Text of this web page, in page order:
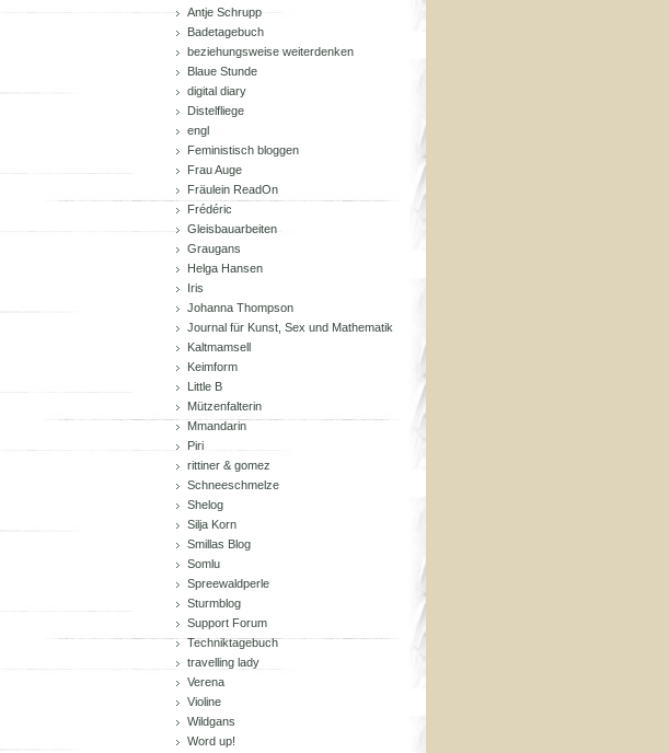
Antje Schrupp
Badetagebuch
beziehungsweise weiterdenken
Blaue Stunde
digital diary
Distelfliege
engl
Feministisch bloggen
Frau Auge
Fräulein ReadOn
Frédéric
Gleisbauarbeiten
Graugans
Helga Hansen
Iris
Johanna Thompson
Journal für Kunst, Sex und Mathematik
Kaltmamsell
Keimform
Little B
Mützenfalterin
Mmandarin
Piri
rittiner & gomez
Schneeschmelze
Shelog
Silja Korn
Smillas Blog
Somlu
Spreewaldperle
Sturmblog
Support Forum
Techniktagebuch
travelling lady
Verena
Violine
Wildgans
Word up!